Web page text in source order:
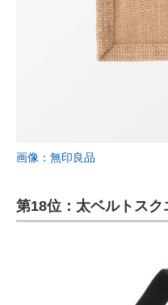
画像：無印良品
第18位：太ベルトス